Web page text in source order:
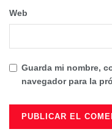
Web
Guarda mi nombre,
navegador para la